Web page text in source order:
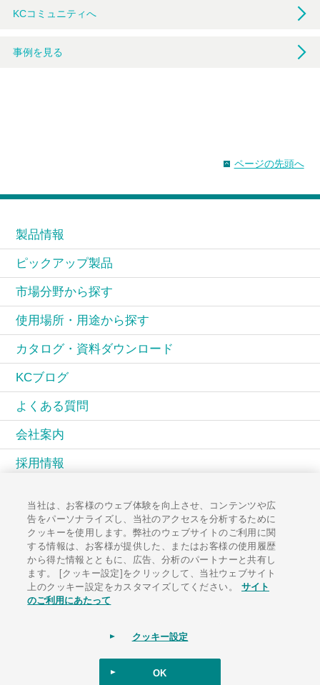
KCコミュニティへ
事例を見る
ページの先頭へ
製品情報
ピックアップ製品
市場分野から探す
使用場所・用途から探す
カタログ・資料ダウンロード
KCブログ
よくある質問
会社案内
採用情報
広報誌PAL
お知らせ一覧
お問い合わせ
サイトマップ
当社は、お客様のウェブ体験を向上させ、コンテンツや広
告をパーソナライズし、当社のアクセスを分析するために
クッキーを使用します。弊社のウェブサイトのご利用に関
する情報は、お客様が提供した、またはお客様の使用履歴
から得た情報とともに、広告、分析のパートナーと共有し
ます。 [クッキー設定]をクリックして、当社ウェブサイト
上のクッキー設定をカスタマイズしてください。
サイト
のご利用にあたって
クッキー設定
OK